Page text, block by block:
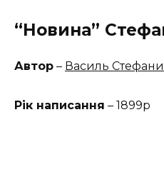
“Новина”
Автор – Василь
Рік написання – 1899р